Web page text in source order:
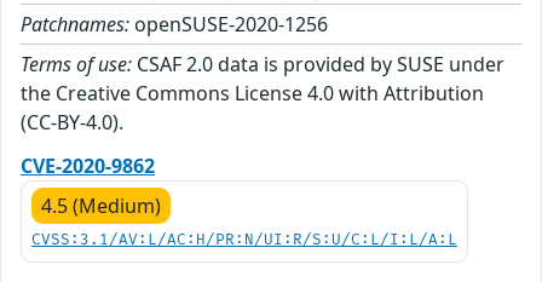
Patchnames: openSUSE-2020-1256
Terms of use: CSAF 2.0 data is provided by SUSE under
the Creative Commons License 4.0 with Attribution
(CC-BY-4.0).
CVE-2020-9862
4.5 (Medium)
CVSS:3.1/AV:L/AC:H/PR:N/UI:R/S:U/C:L/I:L/A:L